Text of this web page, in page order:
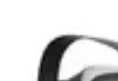
Tech Culture Mag